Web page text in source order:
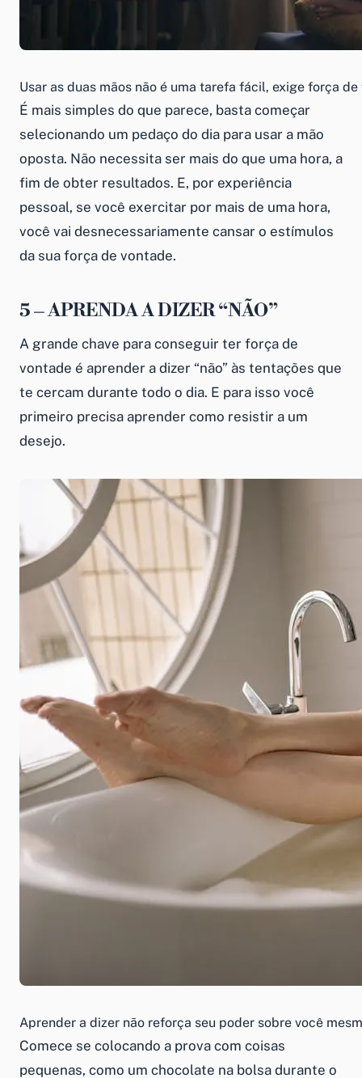
Usar as duas mãos não é uma tarefa fácil, exige força
É mais simples do que parece, basta começar
selecionando um pedaço do dia para usar a mão
oposta. Não necessita ser mais do que uma hora, a
fim de obter resultados. E, por experiência
pessoal, se você exercitar por mais de uma hora,
você vai desnecessariamente cansar o estímulos
da sua força de vontade.
5 – APRENDA A DIZER “NÃO”
A grande chave para conseguir ter força de
vontade é aprender a dizer “não” às tentações que
te cercam durante todo o dia. E para isso você
primeiro precisa aprender como resistir a um
desejo.
Aprender a dizer não reforça seu poder sobre você
Comece se colocando a prova com coisas
pequenas, como um chocolate na bolsa durante o